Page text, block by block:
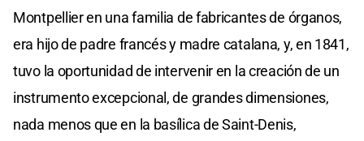
Montpellier en una familia de fabricantes de órganos,
era hijo de padre francés y madre catalana, y, en 1841,
tuvo la oportunidad de intervenir en la creación de un
instrumento excepcional, de grandes dimensiones,
nada menos que en la basílica de Saint-Denis,